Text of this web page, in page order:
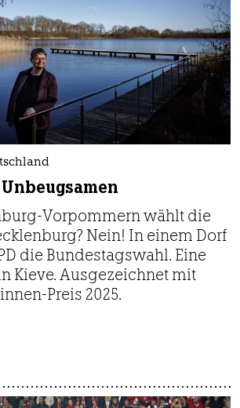
Vorpommern wählt die
Nein! In einem Dorf
die Bundestagswahl. Eine
Kieve. Ausgezeichnet mit
Preis 2025.